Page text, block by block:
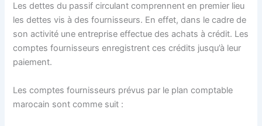
Les dettes du passif circulant comprennent en premier lieu
les dettes vis à des fournisseurs. En effet, dans le cadre de
son activité une entreprise effectue des achats à crédit. Les
comptes fournisseurs enregistrent ces crédits jusqu’à leur
paiement.
Les comptes fournisseurs prévus par le plan comptable
marocain sont comme suit :